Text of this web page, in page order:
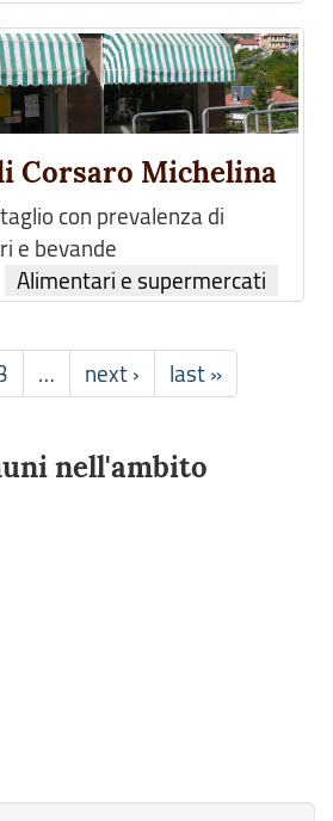
Corsaro Michelina
con prevalenza di
e bevande
Alimentari e supermercati
… next › last »
nell'ambito